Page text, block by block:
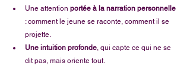
Une attention portée à la narration personnelle
: comment le jeune se raconte, comment il se
projette.
Une intuition profonde , qui capte ce qui ne se
dit pas, mais oriente tout.